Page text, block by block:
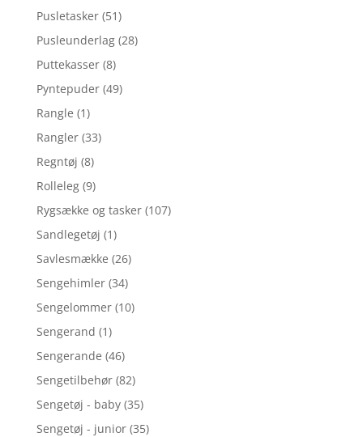
Pusletasker (51)
Pusleunderlag (28)
Puttekasser (8)
Pyntepuder (49)
Rangle (1)
Rangler (33)
Regntøj (8)
Rolleleg (9)
Rygsække og tasker (107)
Sandlegetøj (1)
Savlesmække (26)
Sengehimler (34)
Sengelommer (10)
Sengerand (1)
Sengerande (46)
Sengetilbehør (82)
Sengetøj - baby (35)
Sengetøj - junior (35)